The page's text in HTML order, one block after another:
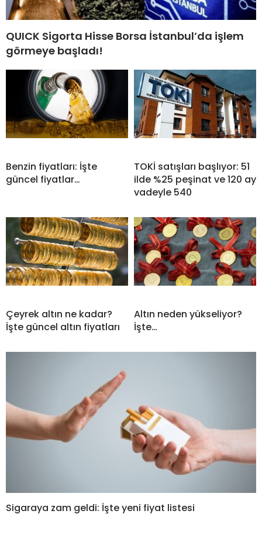
QUICK Sigorta Hisse Borsa İstanbul’da işlem
görmeye başladı!
Benzin fiyatları: İşte
güncel fiyatlar…
TOKİ satışları başlıyor: 51
ilde %25 peşinat ve 120 ay
vadeyle 540
Çeyrek altın ne kadar?
İşte güncel altın fiyatları
Altın neden yükseliyor?
İşte…
Sigaraya zam geldi: İşte yeni fiyat listesi